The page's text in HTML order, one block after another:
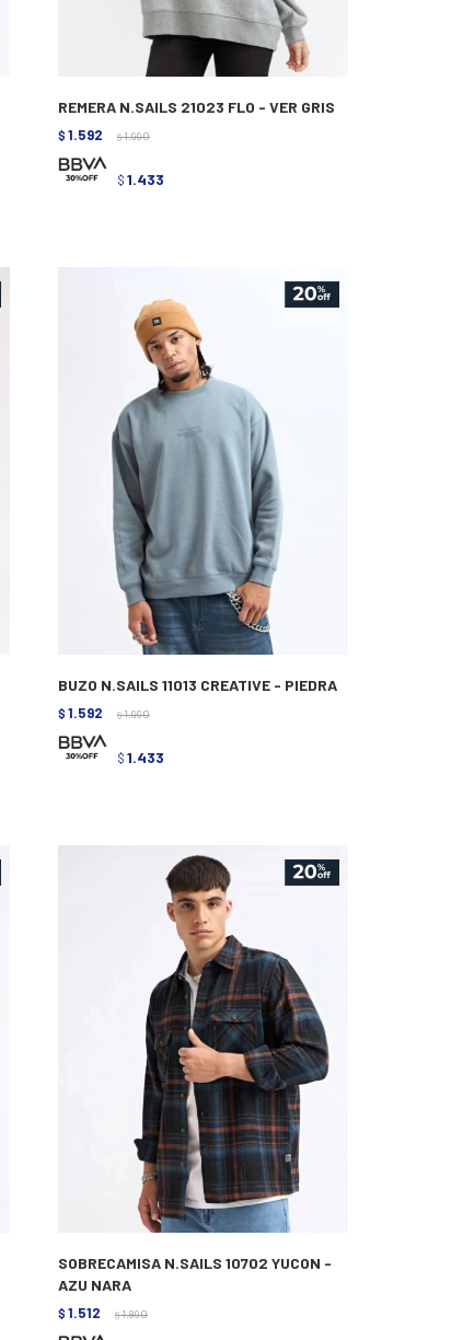
REMERA N.SAILS 21023 FLO - VER GRIS
$ 1.592 $ 1.990
$ 1.433
BUZO N.SAILS 11013 CREATIVE - PIEDRA
$ 1.592 $ 1.990
$ 1.433
SOBRECAMISA N.SAILS 10702 YUCON -
AZU NARA
$ 1.512 $ 1.890